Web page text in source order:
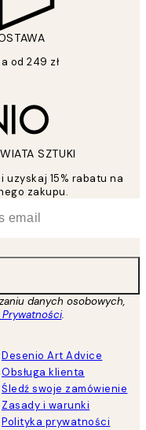
od 249 zł
SZTUKI
uzyskaj 15% rabatu na
zakupu.
danych osobowych,
.
Desenio Art Advice
Obsługa klienta
Śledź swoje zamówienie
Zasady i warunki
Polityka prywatności